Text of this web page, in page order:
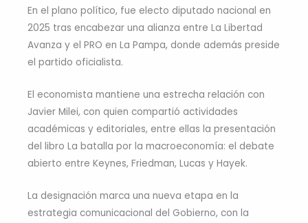
En el plano político, fue electo diputado nacional en
2025 tras encabezar una alianza entre La Libertad
Avanza y el PRO en La Pampa, donde además preside
el partido oficialista.
El economista mantiene una estrecha relación con
Javier Milei, con quien compartió actividades
académicas y editoriales, entre ellas la presentación
del libro La batalla por la macroeconomía: el debate
abierto entre Keynes, Friedman, Lucas y Hayek.
La designación marca una nueva etapa en la
estrategia comunicacional del Gobierno, con la